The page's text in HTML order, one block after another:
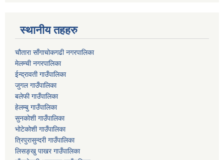
स्थानीय तहहरु
चौतारा साँगाचोकगढी नगरपालिका
मेलम्ची नगरपालिका
ईन्द्रावती गाउँपालिका
जुगल गाउँपालिका
बलेफी गाउँपालिका
हेलम्बु गाउँपालिका
सुनकोशी गाउँपालिका
भोटेकोशी गाउँपालिका
त्रिपुरासुन्दरी गाउँपालिका
लिसङ्खु पाखर गाउँपालिका